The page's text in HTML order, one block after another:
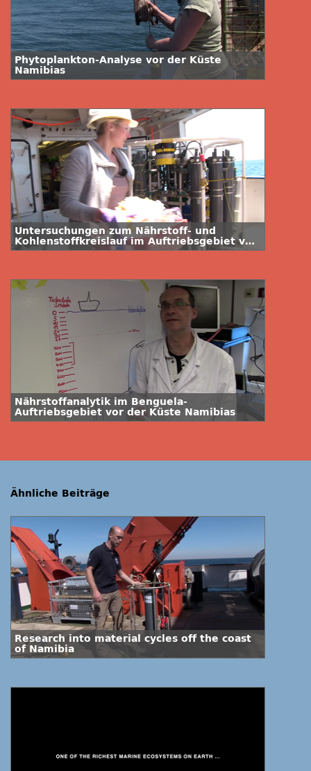
Phytoplankton-Analyse vor der Küste
Namibias
Untersuchungen zum Nährstoff- und
Kohlenstoffkreislauf im Auftriebsgebiet vor
Namibia
Nährstoffanalytik im Benguela-
Auftriebsgebiet vor der Küste Namibias
Ähnliche Beiträge
Research into material cycles off the coast
of Namibia